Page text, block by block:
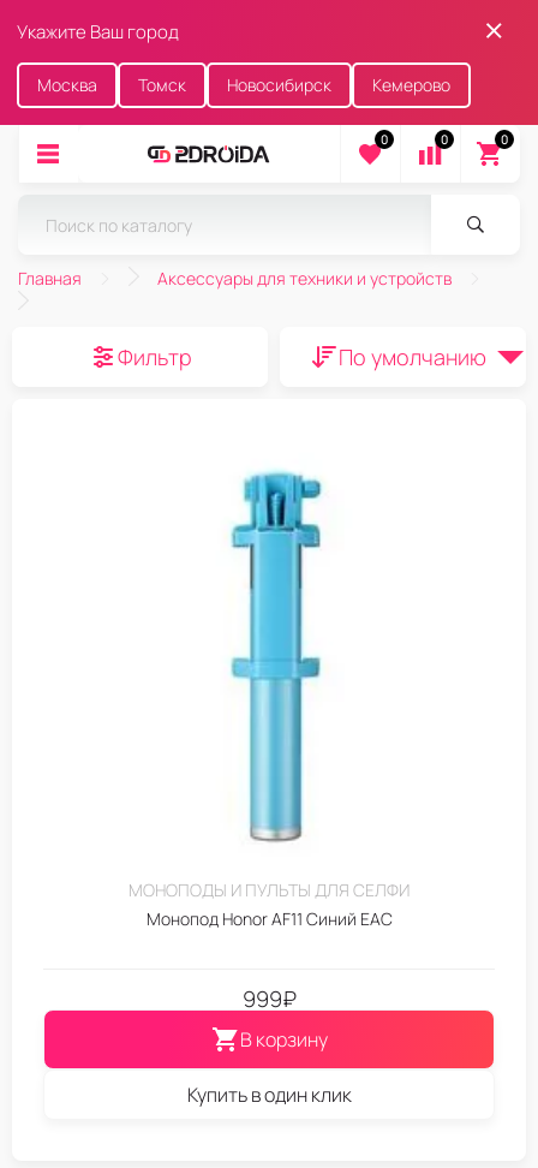
Укажите Ваш город
Москва Томск Новосибирск Кемерово
0 0 0
Главная Аксессуары для техники и устройств
Фильтр По умолчанию
МОНОПОДЫ И ПУЛЬТЫ ДЛЯ СЕЛФИ
Монопод Honor AF11 Синий EAC
999₽
В корзину
Купить в один клик